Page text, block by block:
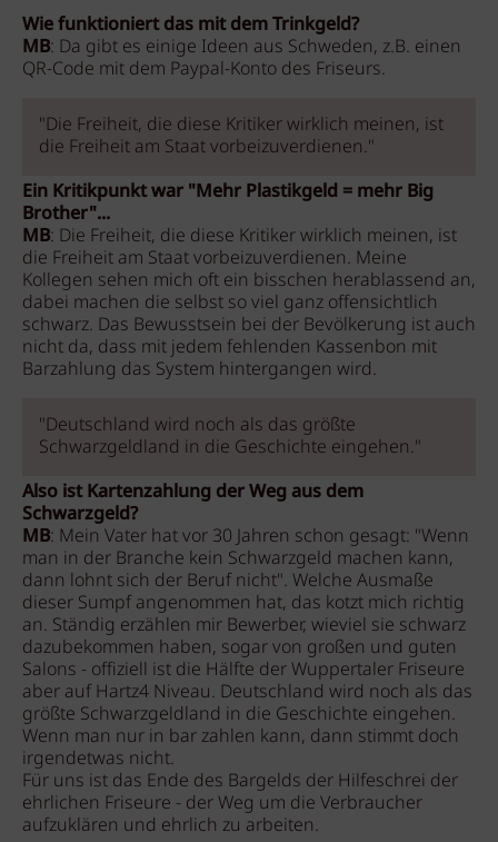
Wie funktioniert das mit dem Trinkgeld?
MB: Da gibt es einige Ideen aus Schweden, z.B. einen
QR-Code mit dem Paypal-Konto des Friseurs.
"Die Freiheit, die diese Kritiker wirklich meinen, ist
die Freiheit am Staat vorbeizuverdienen."
Ein Kritikpunkt war "Mehr Plastikgeld = mehr Big
Brother"...
MB: Die Freiheit, die diese Kritiker wirklich meinen, ist
die Freiheit am Staat vorbeizuverdienen. Meine
Kollegen sehen mich oft ein bisschen herablassend an,
dabei machen die selbst so viel ganz offensichtlich
schwarz. Das Bewusstsein bei der Bevölkerung ist auch
nicht da, dass mit jedem fehlenden Kassenbon mit
Barzahlung das System hintergangen wird.
"Deutschland wird noch als das größte
Schwarzgeldland in die Geschichte eingehen."
Also ist Kartenzahlung der Weg aus dem
Schwarzgeld?
MB: Mein Vater hat vor 30 Jahren schon gesagt: "Wenn
man in der Branche kein Schwarzgeld machen kann,
dann lohnt sich der Beruf nicht". Welche Ausmaße
dieser Sumpf angenommen hat, das kotzt mich richtig
an. Ständig erzählen mir Bewerber, wieviel sie schwarz
dazubekommen haben, sogar von großen und guten
Salons - offiziell ist die Hälfte der Wuppertaler Friseure
aber auf Hartz4 Niveau. Deutschland wird noch als das
größte Schwarzgeldland in die Geschichte eingehen.
Wenn man nur in bar zahlen kann, dann stimmt doch
irgendetwas nicht.
Für uns ist das Ende des Bargelds der Hilfeschrei der
ehrlichen Friseure - der Weg um die Verbraucher
aufzuklären und ehrlich zu arbeiten.